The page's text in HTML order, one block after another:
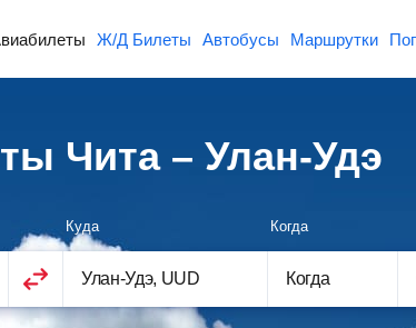
Ж/Д Билеты Автобусы Маршрутки
Чита – Улан-Удэ
Куда
Когда
Когда